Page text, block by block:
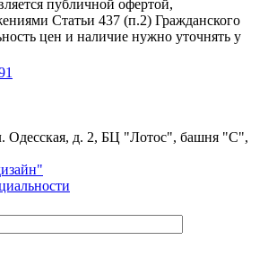
публичной офертой,
Статьи 437 (п.2) Гражданского
цен и наличие нужно уточнять у
Одесская, д. 2, БЦ "Лотос", башня "С",